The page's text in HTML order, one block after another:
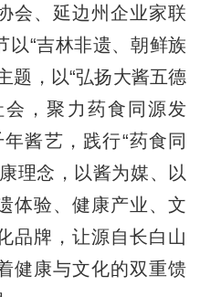
会、延边州企业家联
以“吉林非遗、朝鲜族
题，以“弘扬大酱五德
，聚力药食同源发
酱艺，践行“药食同
理念，以酱为媒、以
体验、健康产业、文
品牌，让源自长白山
健康与文化的双重馈